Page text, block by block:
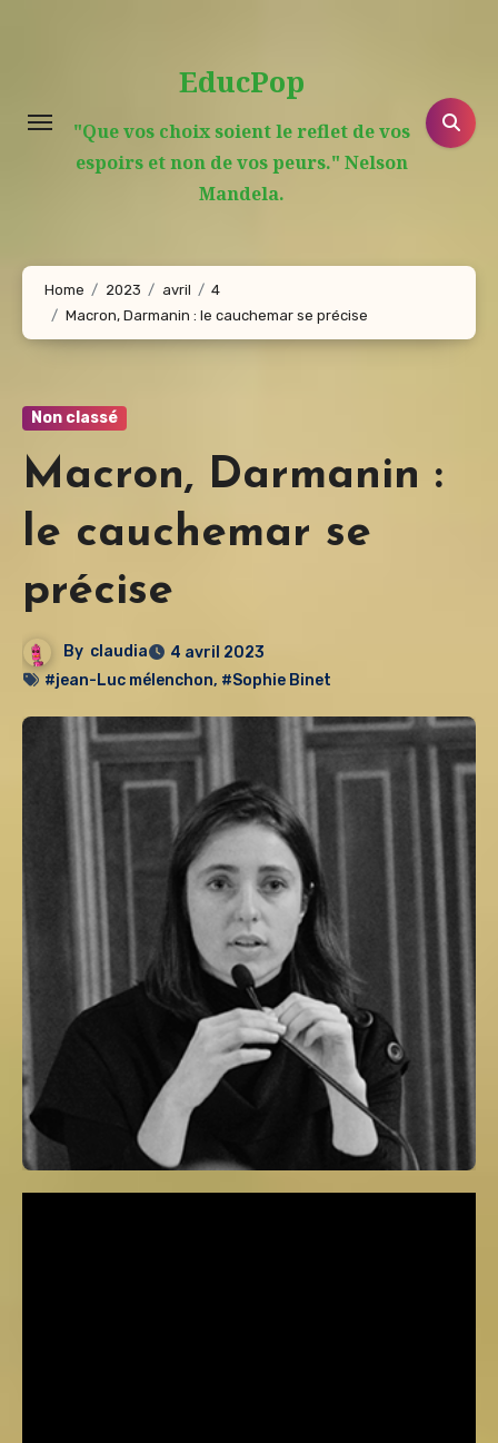
EducPop
"Que vos choix soient le reflet de vos
espoirs et non de vos peurs." Nelson
Mandela.
Home 2023 avril
4
Macron, Darmanin : le cauchemar se précise
Non classé
Macron, Darmanin :
le cauchemar se
précise
By claudia
4 avril 2023
#jean-Luc mélenchon, #Sophie Binet